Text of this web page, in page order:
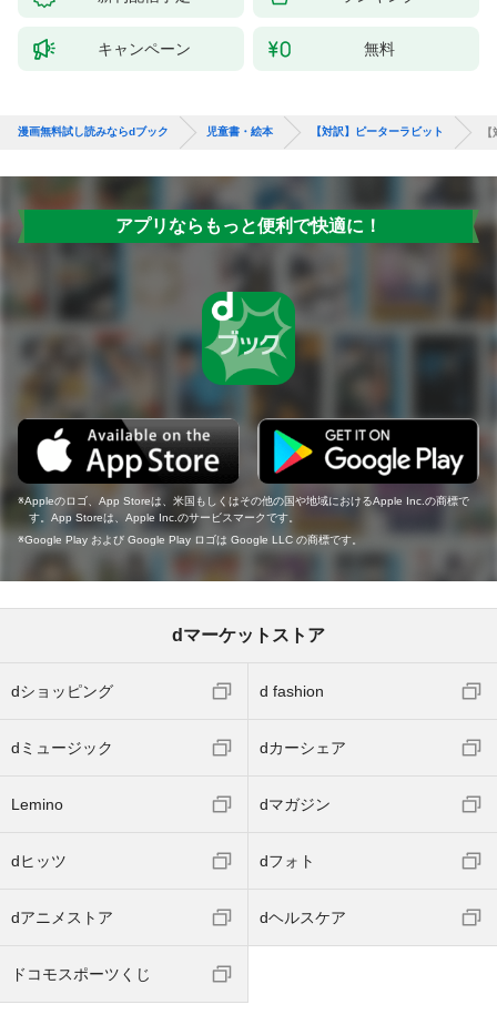
キャンペーン 無料
漫画無料試し読みならdブック 児童書・絵本 【対訳】ピーターラビット
アプリならもっと便利で快適に！
Appleのロゴ、App Storeは、米国もしくはその他の国や地域におけるApple Inc.の商標で
す。App Storeは、Apple Inc.のサービスマークです。
Google Play および Google Play ロゴは Google LLC の商標です。
dマーケットストア
dショッピング d fashion
dミュージック dカーシェア
Lemino dマガジン
dヒッツ dフォト
dアニメストア dヘルスケア
ドコモスポーツくじ